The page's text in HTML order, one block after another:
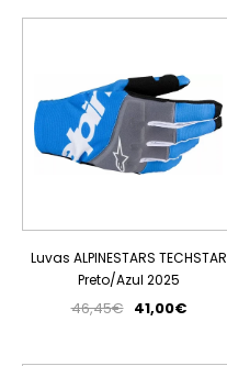
Luvas ALPINESTARS TECHSTAR
Preto/Azul 2025
46,45€ 41,00€